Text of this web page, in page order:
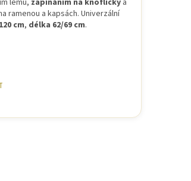
lemu, zapínáním na knoflíčkya
ramenou a kapsách. Univerzální
cm, délka 62/69 cm.